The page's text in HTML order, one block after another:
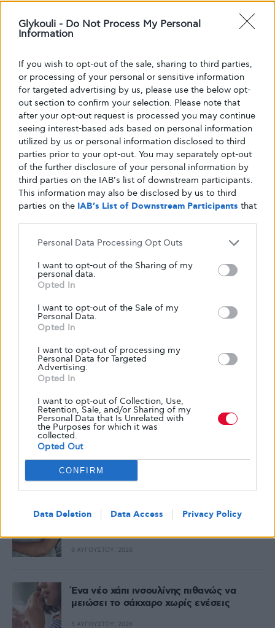
Glykouli - Do Not Process My Personal
Information
If you wish to opt-out of the sale, sharing to third parties,
or processing of your personal or sensitive information
for targeted advertising by us, please use the below opt-
out section to confirm your selection. Please note that
after your opt-out request is processed you may continue
seeing interest-based ads based on personal information
utilized by us or personal information disclosed to third
parties prior to your opt-out. You may separately opt-out
of the further disclosure of your personal information by
third parties on the IAB’s list of downstream participants.
This information may also be disclosed by us to third
parties on the IAB’s List of Downstream Participants that
Personal Data Processing Opt Outs
I want to opt-out of the Sharing of my
personal data.
Opted In
I want to opt-out of the Sale of my
Personal Data.
Opted In
I want to opt-out of processing my
Personal Data for Targeted
Advertising.
Opted In
I want to opt-out of Collection, Use,
Retention, Sale, and/or Sharing of my
Personal Data that Is Unrelated with
the Purposes for which it was
collected.
Opted Out
CONFIRM
Data Deletion Data Access Privacy Policy
Δημοφιλή
Skin food: όλα όσα πρέπει να τρως για να
7 ΑΥΓΟΎΣΤΟΥ, 2026
Η σημασία του ύπνου στην πρόληψη του
6 ΑΥΓΟΎΣΤΟΥ, 2026
Ένα νέο χάπι ινσουλίνης πιθανώς να
μειώσει το σάκχαρο χωρίς ενέσεις
5 ΑΥΓΟΎΣΤΟΥ, 2026